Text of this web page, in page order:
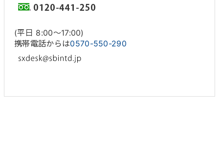
(平日 8:00〜17:00)
携帯電話からは0570-550-290